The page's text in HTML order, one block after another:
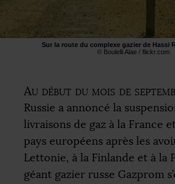
Sur la route du complexe gazier de Hassi
© Boulelli Alae / flickr.com
Au début du mois de
Russie a annoncé la
livraisons de gaz à la France
pays européens après les
Lettonie, à la Finlande et à la
géant gazier russe Gazprom